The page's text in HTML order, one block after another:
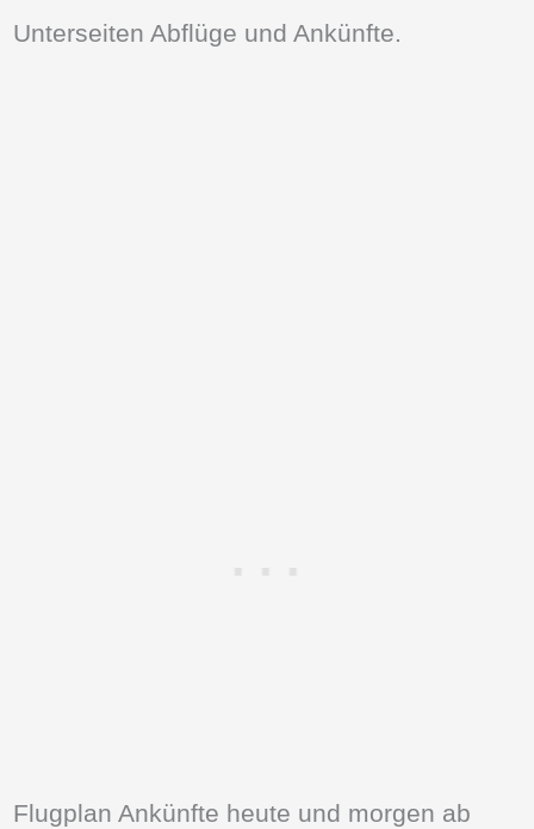
Unterseiten Abflüge und Ankünfte.
Flugplan Ankünfte heute und morgen ab